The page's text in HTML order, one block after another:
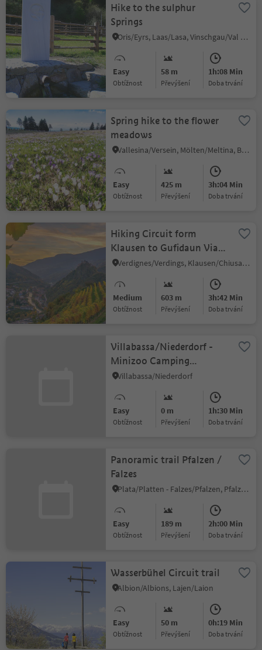
Hike to the sulphur
Springs
Oris/Eyrs, Laas/Lasa, Vinschgau/Val Venosta
Easy
Obtížnost
58 m
Převýšení
1h:08 Min
doba trvání
Spring hike to the flower
meadows
Vallesina/Versein, Mölten/Meltina, Bolzano/Bozen and environs
Easy
Obtížnost
425 m
Převýšení
3h:04 Min
doba trvání
Hiking Circuit form
Klausen to Gufidaun Via
Albions and back
Verdignes/Verdings, Klausen/Chiusa, Brixen/Bressanone and environs
Medium
Obtížnost
603 m
Převýšení
3h:42 Min
doba trvání
Villabassa/Niederdorf -
Minizoo Camping
Olympia - Bad Maistatt -
Villabassa/Niederdorf
Easy
Obtížnost
0 m
Převýšení
1h:30 Min
doba trvání
Panoramic trail Pfalzen /
Falzes
Plata/Platten - Falzes/Pfalzen, Pfalzen/Falzes, Dolomites Region Kronplatz/Plan de Corones
Easy
Obtížnost
189 m
Převýšení
2h:00 Min
doba trvání
Wasserbühel Circuit trail
Albion/Albions, Lajen/Laion
Easy
Obtížnost
50 m
Převýšení
0h:19 Min
doba trvání